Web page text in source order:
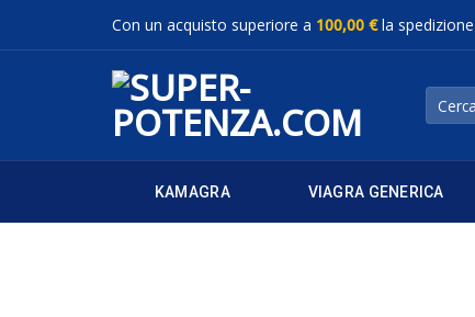
Con un acquisto superiore a 100,00 €la
Cerca:
KAMAGRA VIAGRA GENERICA